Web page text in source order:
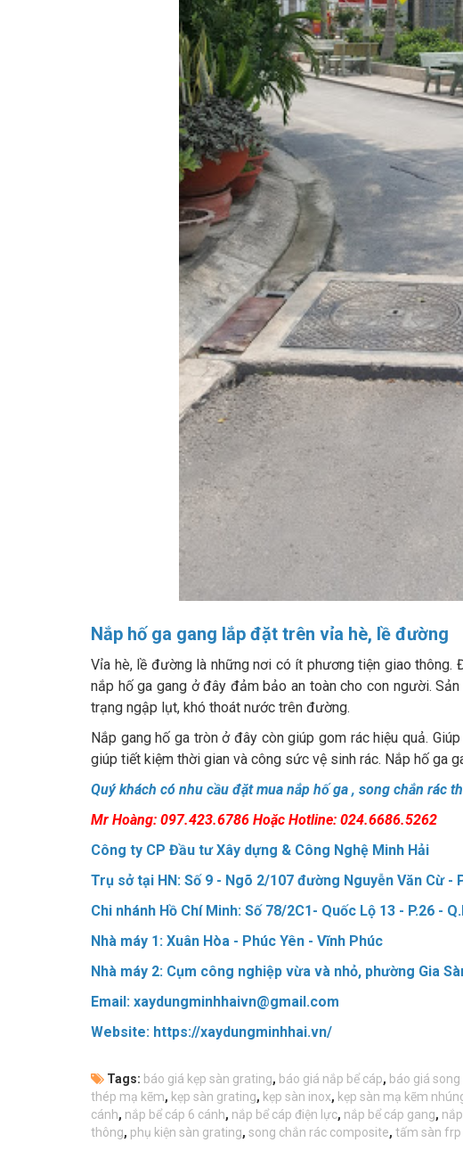
Nắp hố ga gang lắp đặt trên vỉa hè, lề đường
Vỉa hè, lề đường là những nơi có ít phương tiện giao
nắp hố ga gang ở đây đảm bảo an toàn cho con người.
trạng ngập lụt, khó thoát nước trên đường.
Nắp gang hố ga tròn ở đây còn giúp gom rác hiệu quả.
giúp tiết kiệm thời gian và công sức vệ sinh rác. Nắp hố ga
Quý khách có nhu cầu đặt mua nắp hố ga , song chắn rác
Mr Hoàng: 097.423.6786 Hoặc Hotline: 024.6686.5262
Công ty CP Đầu tư Xây dựng & Công Nghệ Minh Hải
Trụ sở tại HN: Số 9 - Ngõ 2/107 đường Nguyễn Văn Cừ -
Chi nhánh Hồ Chí Minh: Số 78/2C1- Quốc Lộ 13 - P.26 -
Nhà máy 1: Xuân Hòa - Phúc Yên - Vĩnh Phúc
Nhà máy 2: Cụm công nghiệp vừa và nhỏ, phường Gia
Email: xaydungminhhaivn@gmail.com
Website: https://xaydungminhhai.vn/
Tags: báo giá kẹp sàn grating, báo giá nắp bể cáp, báo giá
thép mạ kẽm, kẹp sàn grating, kẹp sàn inox, kẹp sàn mạ kẽm
cánh, nắp bể cáp 6 cánh, nắp bể cáp điện lực, nắp bể cáp gang,
thông, phụ kiện sàn grating, song chắn rác composite, tấm sàn